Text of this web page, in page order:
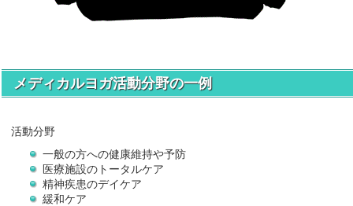
メディカルヨガ活動分野の一例
活動分野
一般の方への健康維持や予防
医療施設のトータルケア
精神疾患のデイケア
緩和ケア